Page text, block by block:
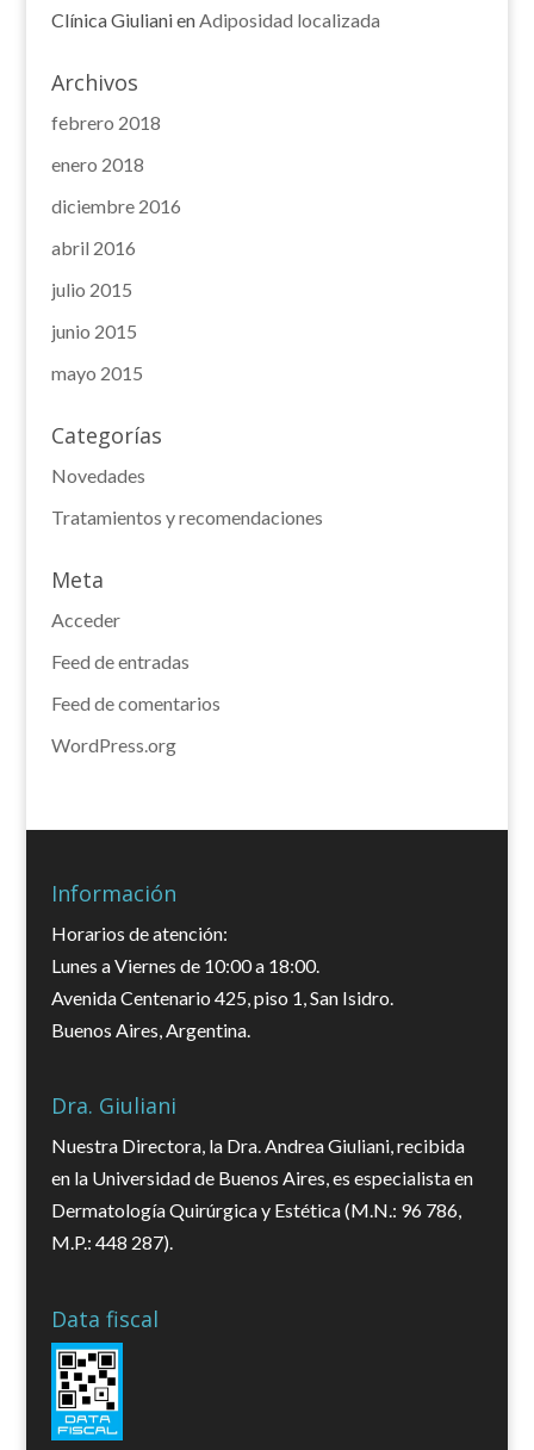
Clínica GiulianienAdiposidad localizada
Archivos
febrero 2018
enero 2018
diciembre 2016
abril 2016
julio 2015
junio 2015
mayo 2015
Categorías
Novedades
Tratamientos y recomendaciones
Meta
Acceder
Feed de entradas
Feed de comentarios
WordPress.org
Información
Horarios de atención:
Lunes a Viernes de 10:00 a 18:00.
Avenida Centenario 425, piso 1, San Isidro.
Buenos Aires, Argentina.
Dra. Giuliani
Nuestra Directora, la Dra. Andrea Giuliani, recibida
en la Universidad de Buenos Aires, es especialista en
Dermatología Quirúrgica y Estética (M.N.: 96 786,
M.P.: 448 287).
Data fiscal